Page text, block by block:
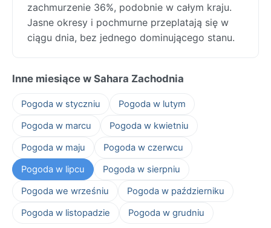
zachmurzenie 36%, podobnie w całym kraju.
Jasne okresy i pochmurne przeplatają się w
ciągu dnia, bez jednego dominującego stanu.
Inne miesiące w Sahara Zachodnia
Pogoda w styczniu
Pogoda w lutym
Pogoda w marcu
Pogoda w kwietniu
Pogoda w maju
Pogoda w czerwcu
Pogoda w lipcu
Pogoda w sierpniu
Pogoda we wrześniu
Pogoda w październiku
Pogoda w listopadzie
Pogoda w grudniu